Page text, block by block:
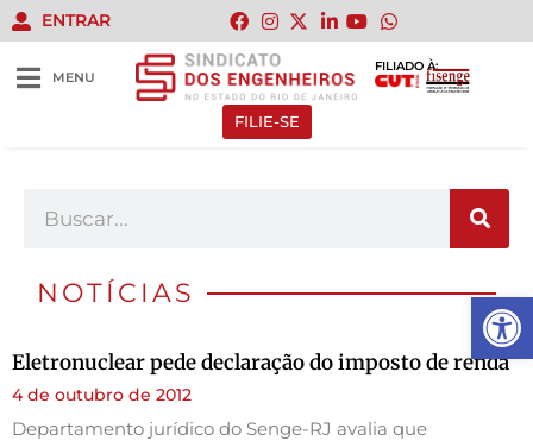
Abrir
ENTRAR
MENU
FILIADO À:
FILIE-SE
NOTÍCIAS
Eletronuclear pede declaração do imposto de renda
4 de outubro de 2012
Departamento jurídico do Senge-RJ avalia que